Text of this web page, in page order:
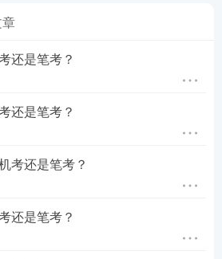
题报名时间
章
还是笔考？
还是笔考？
考还是笔考？
还是笔考？